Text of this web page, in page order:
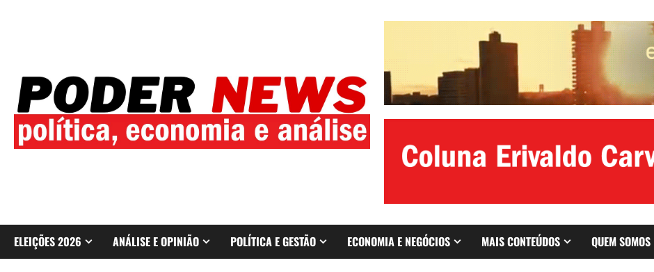
ELEIÇÕES 2026 ANÁLISE E OPINIÃO POLÍTICA E GESTÃO ECONOMIA E NEGÓCIOS MAIS CONTEÚDOS QUEM SOMOS